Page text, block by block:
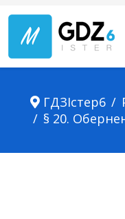
ГДЗІстер6
§ 20.